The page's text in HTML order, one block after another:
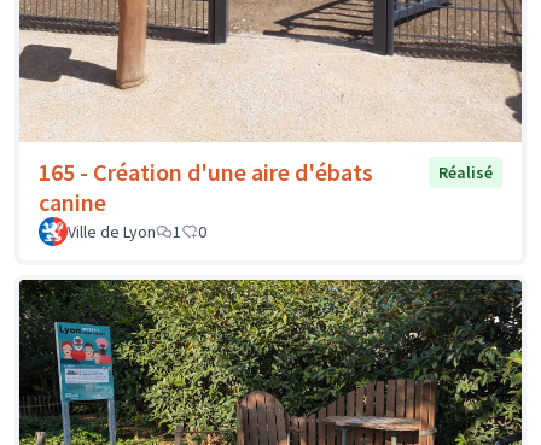
165 - Création d'une aire d'ébats
canine
Réalisé
Ville de Lyon 1 0